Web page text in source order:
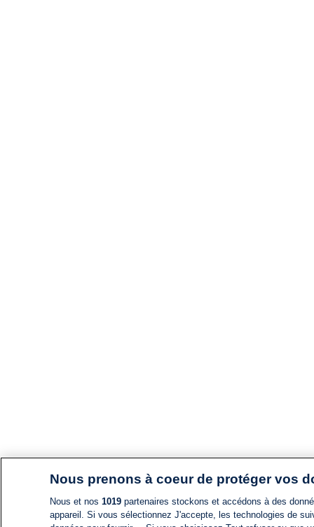
Nous prenons à coeur de protéger vos
Nous et nos 1019partenaires stockons et accédons à des
appareil. Si vous sélectionnez J'accepte, les technologies de